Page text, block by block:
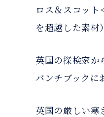
ロス＆スコッ
を超越した素材
英国の探検家か
バンチブックに
英国の厳しい寒